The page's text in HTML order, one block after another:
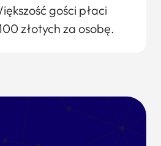
gości płaci
złotych za osobę.